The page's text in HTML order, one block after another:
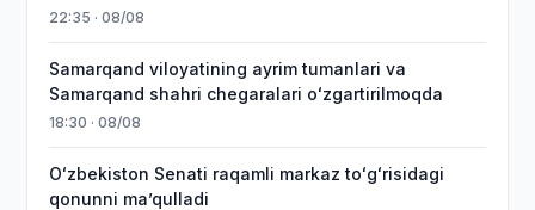
22:35 · 08/08
Samarqand viloyatining ayrim tumanlari va
Samarqand shahri chegaralari oʻzgartirilmoqda
18:30 · 08/08
Oʻzbekiston Senati raqamli markaz toʻgʻrisidagi
qonunni maʼqulladi